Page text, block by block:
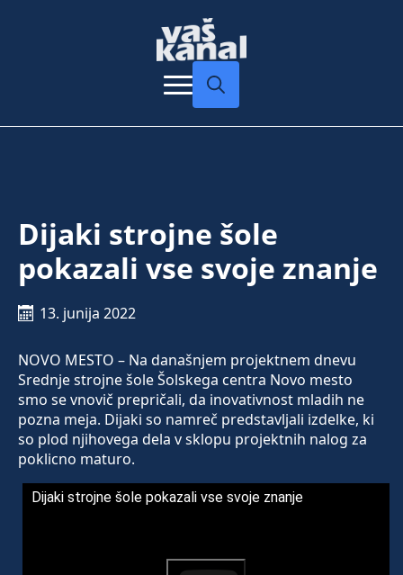
Dijaki strojne šole
pokazali vse svoje znanje
13. junija 2022
NOVO MESTO – Na današnjem projektnem dnevu
Srednje strojne šole Šolskega centra Novo mesto
smo se vnovič prepričali, da inovativnost mladih ne
pozna meja. Dijaki so namreč predstavljali izdelke, ki
so plod njihovega dela v sklopu projektnih nalog za
poklicno maturo.
Dijaki strojne šole pokazali vse svoje znanje